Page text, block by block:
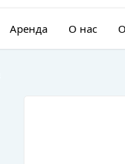
Аренда О нас